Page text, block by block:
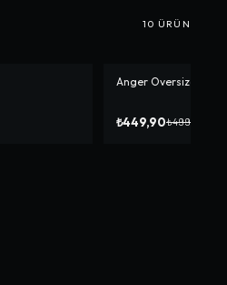
10 ÜRÜN
-%10
Anger Oversize T-
₺449,90₺499,90